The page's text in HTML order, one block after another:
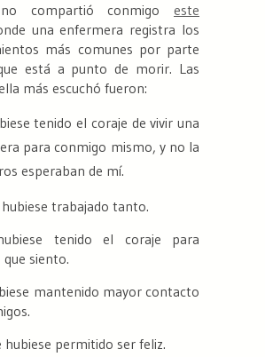
compartió conmigo este
una enfermera registra los
más comunes por parte
está a punto de morir. Las
más escuchó fueron:
tenido el coraje de vivir una
para conmigo mismo, y no la
esperaban de mí.
trabajado tanto.
tenido el coraje para
siento.
mantenido mayor contacto
hubiese permitido ser feliz.